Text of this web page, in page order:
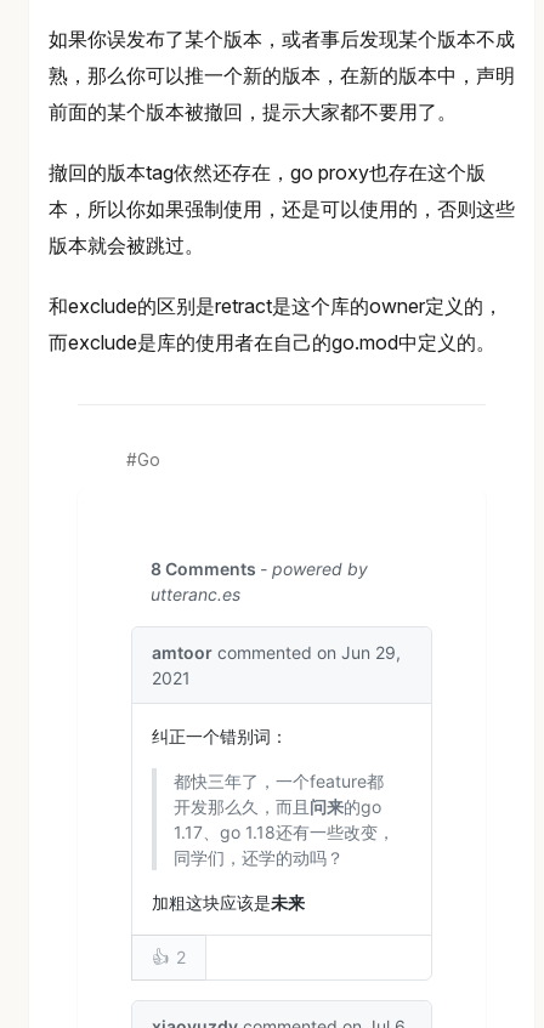
如果你误发布了某个版本，或者事后发现某个版本不成
熟，那么你可以推一个新的版本，在新的版本中，声明
前面的某个版本被撤回，提示大家都不要用了。
撤回的版本tag依然还存在，go proxy也存在这个版
本，所以你如果强制使用，还是可以使用的，否则这些
版本就会被跳过。
和exclude的区别是retract是这个库的owner定义的，
而exclude是库的使用者在自己的go.mod中定义的。
Go